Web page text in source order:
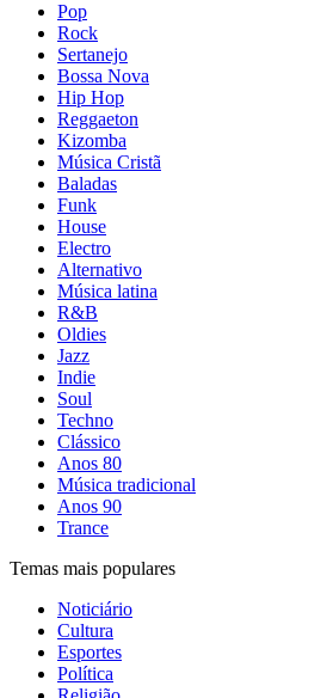
Pop
Rock
Sertanejo
Bossa Nova
Hip Hop
Reggaeton
Kizomba
Música Cristã
Baladas
Funk
House
Electro
Alternativo
Música latina
R&B
Oldies
Jazz
Indie
Soul
Techno
Clássico
Anos 80
Música tradicional
Anos 90
Trance
Temas mais populares
Noticiário
Cultura
Esportes
Política